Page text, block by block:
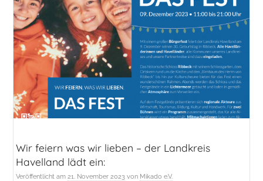
Wir feiern was wir lieben – der Landkreis
Havelland lädt ein:
Veröffentlicht am21. November 2023 von Mikado e.V.